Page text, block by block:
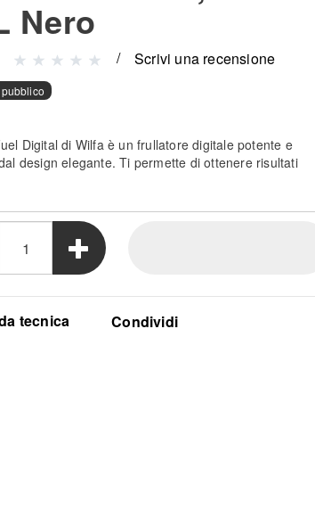
Nero
Scrivi una recensione
Digital di Wilfa è un frullatore digitale potente e
design elegante. Ti permette di ottenere risultati
qualsiasi cosa, dai frullati, alla farina di mandorle e al
più difficili in pochi secondi.
tecnica Condividi